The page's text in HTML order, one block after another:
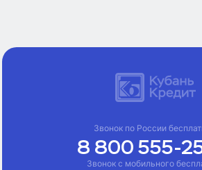
Звонок с мобильного
Звонок по России
8 800 555-